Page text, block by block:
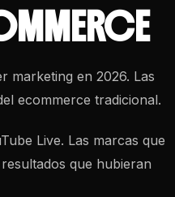
marketing en 2026. Las
ecommerce tradicional.
Live. Las marcas que
que hubieran